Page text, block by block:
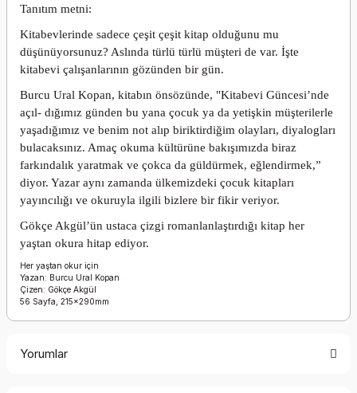
Tanıtım metni:
Kitabevlerinde sadece çeşit çeşit kitap olduğunu mu
düşünüyorsunuz? Aslında türlü türlü müşteri de var. İşte
kitabevi çalışanlarının gözünden bir gün.
Burcu Ural Kopan, kitabın önsözünde, "Kitabevi Güncesi’nde
açıl- dığımız günden bu yana çocuk ya da yetişkin müşterilerle
yaşadığımız ve benim not alıp biriktirdiğim olayları, diyalogları
bulacaksınız. Amaç okuma kültürüne bakışımızda biraz
farkındalık yaratmak ve çokca da güldürmek, eğlendirmek,”
diyor. Yazar aynı zamanda ülkemizdeki çocuk kitapları
yayıncılığı ve okuruyla ilgili bizlere bir fikir veriyor.
Gökçe Akgül’ün ustaca çizgi romanlanlaştırdığı kitap her
yaştan okura hitap ediyor.
Her yaştan okur için
Yazan: Burcu Ural Kopan
Çizen: Gökçe Akgül
56 Sayfa, 215x290mm
Yorumlar